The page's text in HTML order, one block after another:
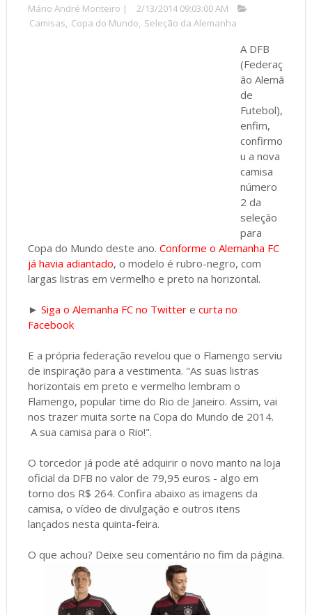
Mário André Monteiro |
2/13/2014 09:03:00 AM
Camisas, Copa do Mundo, Seleção da Alemanha
A DFB
(Federaç
ão Alemã
de
Futebol),
enfim,
confirmo
u a nova
camisa
número
2 da
seleção
para
Copa do Mundo deste ano. Conforme o Alemanha FC
já havia adiantado, o modelo é rubro-negro, com
largas listras em vermelho e preto na horizontal.
► Siga o Alemanha FC no Twittere curta no
Facebook
E a própria federação revelou que o Flamengo serviu
de inspiração para a vestimenta. "As suas listras
horizontais em preto e vermelho lembram o
Flamengo, popular time do Rio de Janeiro. Assim, vai
nos trazer muita sorte na Copa do Mundo de 2014.
A sua camisa para o Rio!".
O torcedor já pode até adquirir o novo manto na loja
oficial da DFB no valor de 79,95 euros - algo em
torno dos R$ 264. Confira abaixo as imagens da
camisa, o vídeo de divulgação e outros itens
lançados nesta quinta-feira.
O que achou? Deixe seu comentário no fim da página.